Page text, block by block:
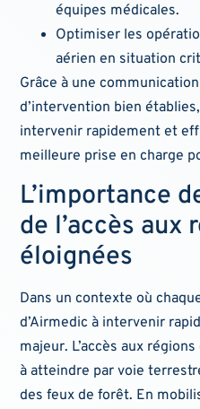
équipes médicales.
Optimiser les
aérien en situation
Grâce à une
d’intervention bien
intervenir rapidement et
meilleure prise en charge
L’importance
de l’accès aux
éloignées
Dans un contexte où
d’Airmedic à intervenir
majeur. L’accès aux
à atteindre par voie
des feux de forêt. En